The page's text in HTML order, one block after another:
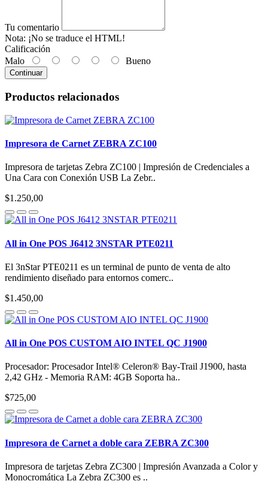
Tu comentario
Nota: ¡No se traduce el HTML!
Calificación
Malo
Bueno
Continuar
Productos relacionados
Impresora de Carnet ZEBRA ZC100
Impresora de tarjetas Zebra ZC100 | Impresión de Credenciales a
Una Cara con Conexión USB La Zebr..
$1.250,00
All in One POS J6412 3NSTAR PTE0211
El 3nStar PTE0211 es un terminal de punto de venta de alto
rendimiento diseñado para entornos comerc..
$1.450,00
All in One POS CUSTOM AIO INTEL QC J1900
Procesador: Procesador Intel® Celeron® Bay-Trail J1900, hasta
2,42 GHz - Memoria RAM: 4GB Soporta ha..
$725,00
Impresora de Carnet a doble cara ZEBRA ZC300
Impresora de tarjetas Zebra ZC300 | Impresión Avanzada a Color y
Monocromática La Zebra ZC300 es ..